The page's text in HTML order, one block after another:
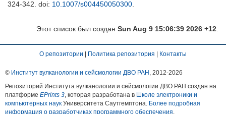
324-342. doi: 10.1007/s004450050300
Этот список был создан Sun Aug 9 15:06:39 2026 +12
О репозитории Политика репозитория Контакты
© Институт вулканологии и сейсмологии ДВО РАН , 2012-2026
Репозиторий Института вулканологии и сейсмологии ДВО РАН создан на
платформе EPrints 3, которая разработана в Школе электроники и
компьютерных наук Университета Саутгемптона. Более подробная
информация о разработчиках программного обеспечения.